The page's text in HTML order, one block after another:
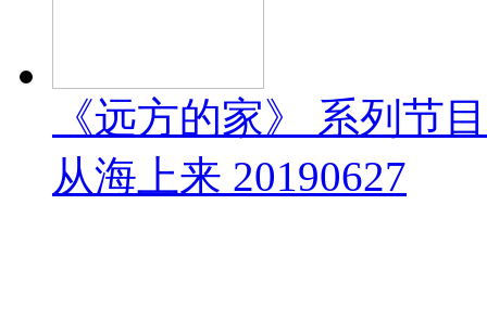
《远方的家》 系列
从海上来 20190627